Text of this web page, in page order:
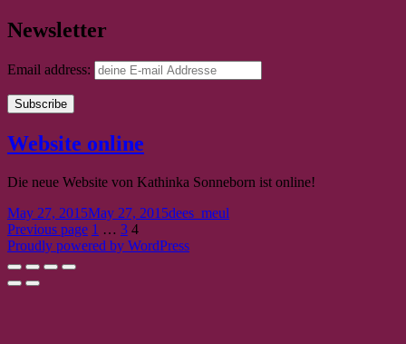
Newsletter
Email address:
Aktuelles
Website online
Die neue Website von Kathinka Sonneborn ist online!
Posted
on
May 27, 2015May 27, 2015Author
dees_meul
Posts
pagination
Previous page Page
1 … Page
3 Page
4
Proudly powered by WordPress